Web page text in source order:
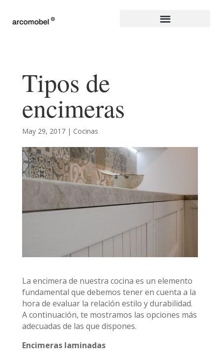
Tipos de
encimeras
May 29, 2017| Cocinas
La encimera de nuestra cocina es un elemento
fundamental que debemos tener en cuenta a la
hora de evaluar la relación estilo y durabilidad.
A continuación, te mostramos las opciones más
adecuadas de las que dispones.
Encimeras laminadas